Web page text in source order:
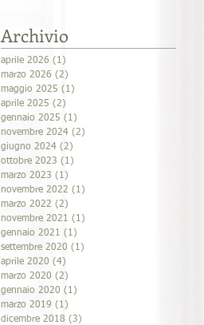
Archivio
aprile 2026 (1)
marzo 2026 (2)
maggio 2025 (1)
aprile 2025 (2)
gennaio 2025 (1)
novembre 2024 (2)
giugno 2024 (2)
ottobre 2023 (1)
marzo 2023 (1)
novembre 2022 (1)
marzo 2022 (2)
novembre 2021 (1)
gennaio 2021 (1)
settembre 2020 (1)
aprile 2020 (4)
marzo 2020 (2)
gennaio 2020 (1)
marzo 2019 (1)
dicembre 2018 (3)